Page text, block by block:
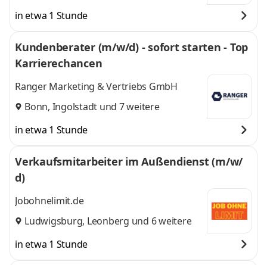
in etwa 1 Stunde
Kundenberater (m/w/d) - sofort starten - Top
Karrierechancen
Ranger Marketing & Vertriebs GmbH
Bonn, Ingolstadt und 7 weitere
in etwa 1 Stunde
Verkaufsmitarbeiter im Außendienst (m/w/
d)
Jobohnelimit.de
Ludwigsburg, Leonberg und 6 weitere
in etwa 1 Stunde